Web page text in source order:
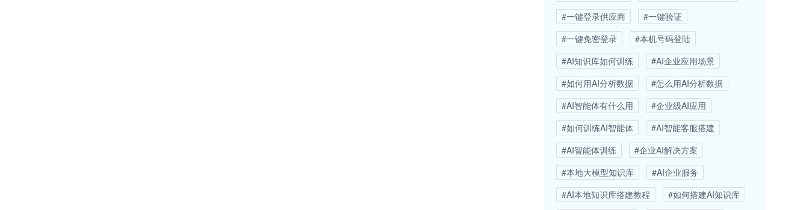
#一键登录供应商
#一键验证
#一键免密登录
#本机号码登陆
#AI知识库如何训练
#AI企业应用场景
#如何用AI分析数据
#怎么用AI分析数据
#AI智能体有什么用
#企业级AI应用
#如何训练AI智能体
#AI智能客服搭建
#AI智能体训练
#企业AI解决方案
#本地大模型知识库
#AI企业服务
#AI本地知识库搭建教程
#如何搭建AI知识库